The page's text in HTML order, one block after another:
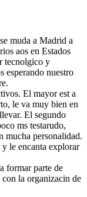
muda a Madrid a
aos en Estados
tecnolgico y
esperando nuestro
El mayor est a
le va muy bien en
El segundo
ms testarudo,
mucha personalidad.
le encanta explorar
formar parte de
la organizacin de